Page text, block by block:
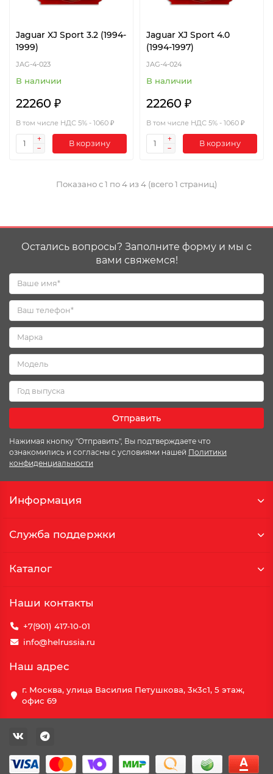
Jaguar XJ Sport 3.2 (1994-
1999)
JAG-4-023
В наличии
22260 ₽
В том числе НДС 5% - 1060 ₽
В корзину
Jaguar XJ Sport 4.0
(1994-1997)
JAG-4-024
В наличии
22260 ₽
В том числе НДС 5% - 1060 ₽
В корзину
Показано с 1 по 4 из 4 (всего 1 страниц)
Остались вопросы? Заполните форму и мы с
вами свяжемся!
Отправить
Нажимая кнопку "Отправить", Вы подтверждаете что
ознакомились и согласны с условиями нашей Политики
конфиденциальности
Информация
Служба поддержки
Каталог
Наши контакты
+7(901) 417-10-01
info@helrussia.ru
Наш адрес
г. Москва, улица Василия Петушкова, 3к3c1, 5 этаж,
офис 69